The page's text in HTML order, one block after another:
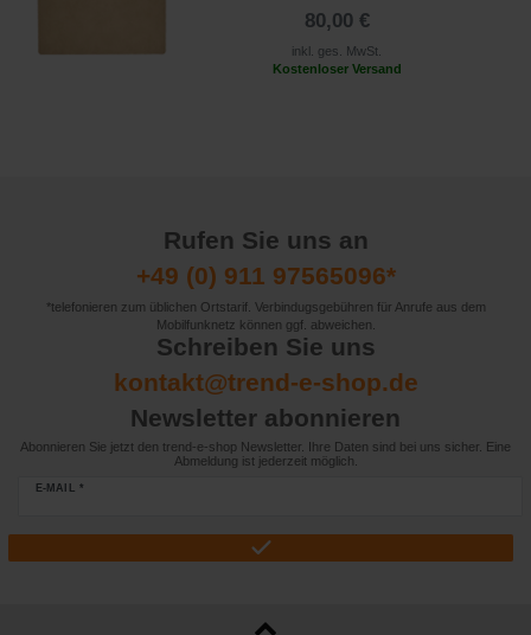
80,00 €
inkl. ges. MwSt.
Kostenloser Versand
Rufen Sie uns an
+49 (0) 911 97565096*
*telefonieren zum üblichen Ortstarif. Verbindugsgebühren für Anrufe aus dem
Mobilfunknetz können ggf. abweichen.
Schreiben Sie uns
kontakt@trend-e-shop.de
Newsletter abonnieren
Abonnieren Sie jetzt den trend-e-shop Newsletter. Ihre Daten sind bei uns sicher. Eine
Abmeldung ist jederzeit möglich.
E-MAIL *